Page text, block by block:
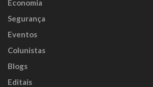
Economia
Segurança
Eventos
Colunistas
Blogs
Editais